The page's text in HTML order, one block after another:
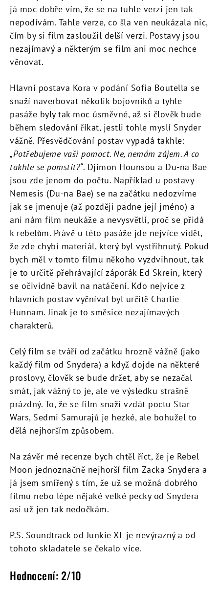
já moc dobře vím, že se na tuhle verzi jen tak
nepodívám. Tahle verze, co šla ven neukázala nic,
čím by si film zasloužil delší verzi. Postavy jsou
nezajímavý a některým se film ani moc nechce
věnovat.
Hlavní postava Kora v podání Sofia Boutella se
snaží naverbovat několik bojovníků a tyhle
pasáže byly tak moc úsměvné, až si člověk bude
během sledování říkat, jestli tohle myslí Snyder
vážně. Přesvědčování postav vypadá takhle:
„Potřebujeme vaši pomoct. Ne, nemám zájem. A co
takhle se pomstít?“. Djimon Hounsou a Du-na Bae
jsou zde jenom do počtu. Například u postavy
Nemesis (Du-na Bae) se na začátku nedozvíme
jak se jmenuje (až později padne její jméno) a
ani nám film neukáže a nevysvětlí, proč se přidá
k rebelům. Právě u této pasáže jde nejvíce vidět,
že zde chybí materiál, který byl vystřihnutý. Pokud
bych měl v tomto filmu někoho vyzdvihnout, tak
je to určitě přehrávající záporák Ed Skrein, který
se očividně bavil na natáčení. Kdo nejvíce z
hlavních postav vyčníval byl určitě Charlie
Hunnam. Jinak je to směsice nezajímavých
charakterů.
Celý film se tváří od začátku hrozně vážně (jako
každý film od Snydera) a když dojde na některé
proslovy, člověk se bude držet, aby se nezačal
smát, jak vážný to je, ale ve výsledku strašně
prázdný. To, že se film snaží vzdát poctu Star
Wars, Sedmi Samurajů je hezké, ale bohužel to
dělá nejhorším způsobem.
Na závěr mé recenze bych chtěl říct, že je Rebel
Moon jednoznačně nejhorší film Zacka Snydera a
já jsem smířený s tím, že už se možná dobrého
filmu nebo lépe nějaké velké pecky od Snydera
asi už jen tak nedočkám.
P.S. Soundtrack od Junkie XL je nevýrazný a od
tohoto skladatele se čekalo více.
Hodnocení: 2/10